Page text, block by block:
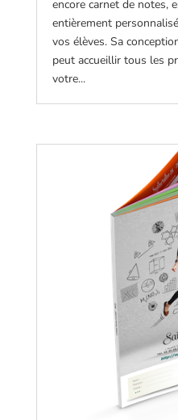
encore carnet de notes,
entièrement
vos élèves. Sa
peut accueillir tous les
votre...